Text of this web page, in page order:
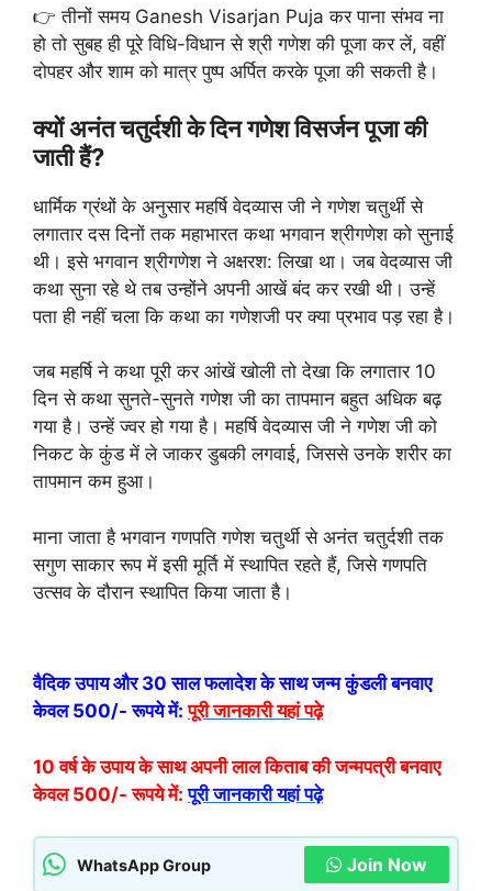
👉 तीनों समय Ganesh Visarjan Puja कर पाना संभव ना
हो तो सुबह ही पूरे विधि-विधान से श्री गणेश की पूजा कर लें, वहीं
दोपहर और शाम को मात्र पुष्प अर्पित करके पूजा की सकती है।
क्यों अनंत चतुर्दशी के दिन गणेश विसर्जन पूजा की
जाती हैं?
धार्मिक ग्रंथों के अनुसार महर्षि वेदव्यास जी ने गणेश चतुर्थी से
लगातार दस दिनों तक महाभारत कथा भगवान श्रीगणेश को सुनाई
थी। इसे भगवान श्रीगणेश ने अक्षरश: लिखा था। जब वेदव्‍यास जी
कथा सुना रहे थे तब उन्‍होंने अपनी आखें बंद कर रखी थी। उन्‍हें
पता ही नहीं चला कि कथा का ग‍णेशजी पर क्या प्रभाव पड़ रहा है।
जब महर्षि ने कथा पूरी कर आंखें खोली तो देखा कि लगातार 10
दिन से कथा सुनते-सुनते गणेश जी का तापमान बहुत अधिक बढ़
गया है। उन्‍हें ज्‍वर हो गया है। महर्षि वेदव्यास जी ने गणेश जी को
निकट के कुंड में ले जाकर डुबकी लगवाई, जिससे उनके शरीर का
तापमान कम हुआ।
माना जाता है भगवान गण‍पति गणेश चतुर्थी से अनंत चतुर्दशी तक
सगुण साकार रूप में इसी मूर्ति में स्‍थापित रहते हैं, जिसे गणपति
उत्सव के दौरान स्थापित किया जाता है।
वैदिक उपाय और 30 साल फलादेश के साथ जन्म कुंडली बनवाए
केवल 500/- रूपये में: पूरी जानकारी यहां पढ़े
10 वर्ष के उपाय के साथ अपनी लाल किताब की जन्मपत्री बनवाए
केवल 500/- रूपये में: पूरी जानकारी यहां पढ़े
WhatsApp Group Join Now